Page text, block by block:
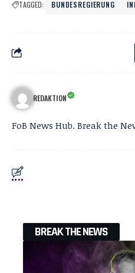
TAGGED: BUNDESREGIERUNG
REDAKTION
FoB News Hub. Break the
BREAK THE NEWS